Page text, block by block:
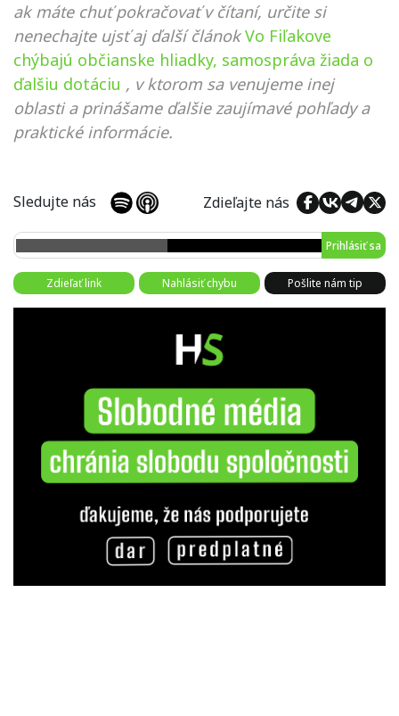
ak máte chuť pokračovať v čítaní, určite si
nenechajte ujsť aj ďalší článok Vo Fiľakove
chýbajú občianske hliadky, samospráva žiada o
ďalšiu dotáciu , v ktorom sa venujeme inej
oblasti a prinášame ďalšie zaujímavé pohľady a
praktické informácie.
Sledujte nás Zdieľajte nás
Prihlásiť sa
Zdieľať link Nahlásiť chybu Pošlite nám tip